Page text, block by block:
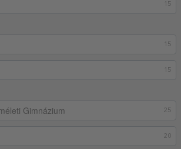
15
15
15
25
20